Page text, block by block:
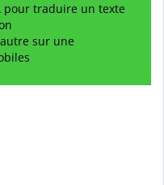
pour traduire un texte
sur une